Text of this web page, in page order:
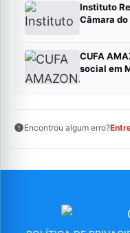
Instituto
Câmara
CUFA
social em
Encontrou algum erro?